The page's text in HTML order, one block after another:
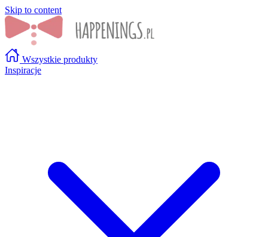
Skip to content
Wszystkie produkty
Inspiracje